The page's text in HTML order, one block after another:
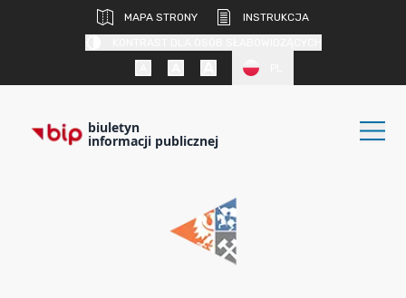
MAPA STRONY
INSTRUKCJA
biuletyn
informacji publicznej